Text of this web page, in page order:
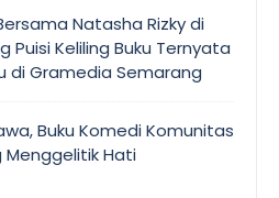
Natasha Rizky di
Puisi Keliling Buku Ternyata
di Gramedia Semarang
Buku Komedi Komunitas
Menggelitik Hati